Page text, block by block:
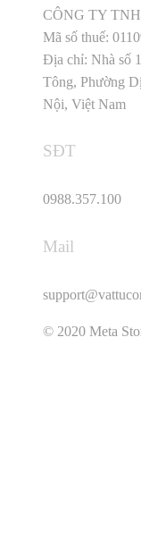
CÔNG TY
Mã số thuế:
Địa chỉ: Nhà số
Tông, Phường
Nội, Việt Nam
SĐT
0988.357.100
Mail
© 2020 Meta